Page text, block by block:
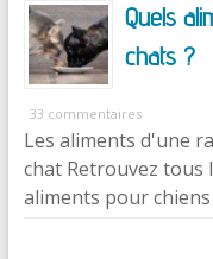
Quels
chats ?
33 commentaires
Les aliments d'une
chat Retrouvez tous
aliments pour